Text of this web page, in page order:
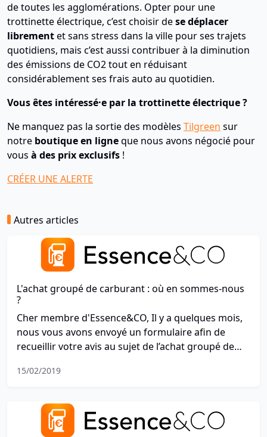
de toutes les agglomérations. Opter pour une
trottinette électrique, c’est choisir dese déplacer
librementet sans stress dans la ville pour ses trajets
quotidiens, mais c’est aussi contribuer à la diminution
des émissions de CO2 tout en réduisant
considérablement ses frais auto au quotidien.
Vous êtes intéressé·e par la trottinette électrique ?
Ne manquez pas la sortie des modèles Tilgreen sur
notre boutique en ligneque nous avons négocié pour
vous à des prix exclusifs !
CRÉER UNE ALERTE
Autres articles
L'achat groupé de carburant : où en sommes-nous
?
Cher membre d'Essence&CO, Il y a quelques mois,
nous vous avons envoyé un formulaire afin de
recueillir votre avis au sujet de l’achat groupé de
part de votre intérêt pour ce projet. Nous vous
côtés dans cette démarche pour essayer d'influer
sur le prix d'achat des carburants.
Malheureusement, vous avez été un peu moins
15/02/2019